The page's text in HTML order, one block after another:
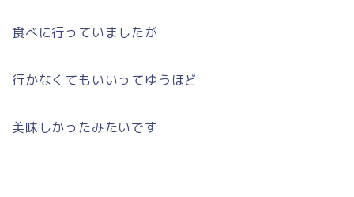
食べに行っていましたが
行かなくてもいいってゆうほど
美味しかったみたいです